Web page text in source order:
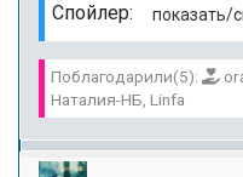
Спойлер:
Поблагодарили(5):
Наталия-НБ, Linfa